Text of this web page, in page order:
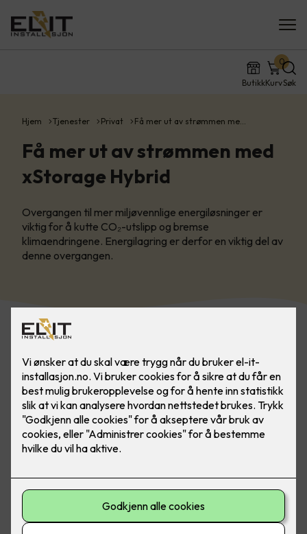
ButikkKurv
0
Søk
Hjem Tjenester Privat Få mer ut av strømmen me…
Få mer ut av strømmen med
xStorage Hybrid
Overgangen til mer miljøvennlige energiløsninger er
viktig for å kutte CO₂-utslipp og bremse
klimaendringene. Energilagring er derfor en viktig del av
denne overgangen.
Smart energilagring
Ikke bare blir det lettere å bruke fornybar energi, men det gir
deg også lavere strømregninger. Med lav krone og dyrtid er
det enda viktigere å prioritere hvor man legger pengene
sine.
Eaton xStorage Hybrid er laget for å ta vare på
overskuddsstrøm fra blant annet solceller og strømnettet,
trenger den mest – for eksempel når strømprisene er høye
eller det produseres lite fornybar energi.